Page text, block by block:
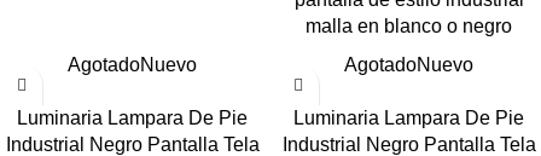
malla en blanco o negro
AgotadoNuevo
Luminaria Lampara De Pie
Industrial Negro Pantalla Tela
AgotadoNuevo
Luminaria Lampara De Pie
Industrial Negro Pantalla Tela